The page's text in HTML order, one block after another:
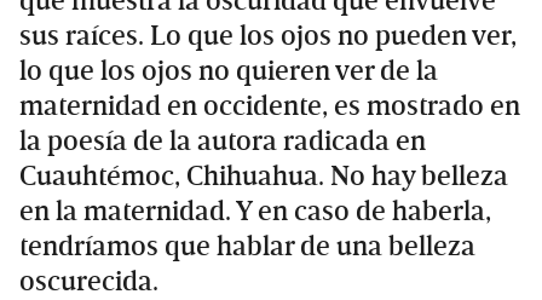
sus raíces. Lo que los ojos no pueden ver,
lo que los ojos no quieren ver de la
maternidad en occidente, es mostrado en
la poesía de la autora radicada en
Cuauhtémoc, Chihuahua. No hay belleza
en la maternidad. Y en caso de haberla,
tendríamos que hablar de una belleza
oscurecida.